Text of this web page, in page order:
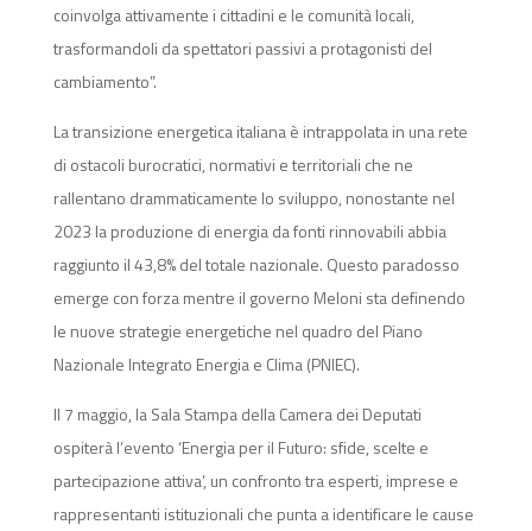
coinvolga attivamente i cittadini e le comunità locali,
trasformandoli da spettatori passivi a protagonisti del
cambiamento”.
La transizione energetica italiana è intrappolata in una rete
di ostacoli burocratici, normativi e territoriali che ne
rallentano drammaticamente lo sviluppo, nonostante nel
2023 la produzione di energia da fonti rinnovabili abbia
raggiunto il 43,8% del totale nazionale. Questo paradosso
emerge con forza mentre il governo Meloni sta definendo
le nuove strategie energetiche nel quadro del Piano
Nazionale Integrato Energia e Clima (PNIEC).
Il 7 maggio, la Sala Stampa della Camera dei Deputati
ospiterà l’evento ‘Energia per il Futuro: sfide, scelte e
partecipazione attiva’, un confronto tra esperti, imprese e
rappresentanti istituzionali che punta a identificare le cause